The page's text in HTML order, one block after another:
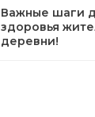
Важные шаги
здоровья
деревни!